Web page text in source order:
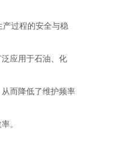
过程的安全与稳
应用于石油、化
而降低了维护频率
。